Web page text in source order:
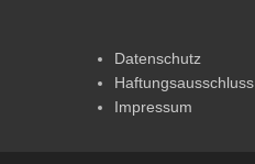
Datenschutz
Haftungsausschluss
Impressum